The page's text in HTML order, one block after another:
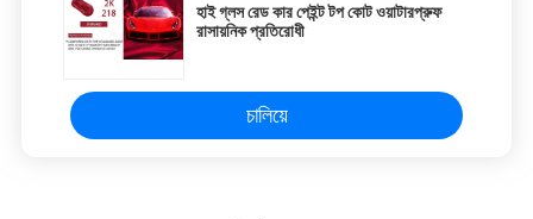
হাই গ্লস রেড কার পেইন্ট টপ কোট ওয়াটারপ্রুফ
রাসায়নিক প্রতিরোধী
চালিয়ে